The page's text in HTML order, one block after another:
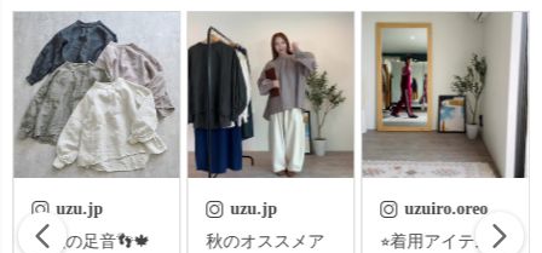
uzu.jp
秋のオススメア
uzuiro.oreo
⭐︎着用アイテムは
uzu.jp
「ふらっと買い